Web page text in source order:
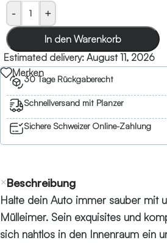
- +
In den Warenkorb
Estimated delivery: August 11, 2026
Merken
30 Tage Rückgaberecht
Schnellversand mit Planzer
Sichere Schweizer Online-Zahlung
Beschreibung
Halte dein Auto immer sauber mit
Mülleimer. Sein exquisites und
sich nahtlos in den Innenraum ein